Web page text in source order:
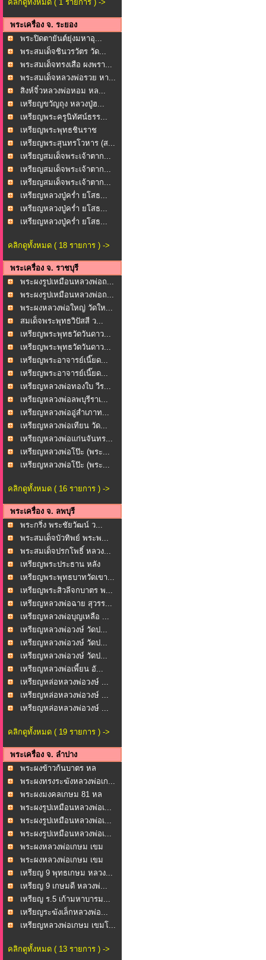
คลิกดูทั้งหมด ( 1 รายการ ) ->
พระเครื่อง จ. ระยอง
พระปิดตายันต์ยุ่งมหาอุ...
พระสมเด็จชินวรวัตร วัด...
พระสมเด็จทรงเสือ ผงพรา...
พระสมเด็จหลวงพ่อรวย หา...
สิงห์จิ๋วหลวงพ่อหอม หล...
เหรียญขวัญถุง หลวงปู่ฮ...
เหรียญพระครูนิทัศน์ธรร...
เหรียญพระพุทธชินราช
หล... เหรียญพระสุนทรโวหาร (ส...
เหรียญสมเด็จพระเจ้าตาก...
เหรียญสมเด็จพระเจ้าตาก...
เหรียญสมเด็จพระเจ้าตาก...
เหรียญหลวงปู่คร่ำ ยโสธ...
เหรียญหลวงปู่คร่ำ ยโสธ...
เหรียญหลวงปู่คร่ำ ยโสธ...
คลิกดูทั้งหมด ( 18 รายการ ) ->
พระเครื่อง จ. ราชบุรี
พระผงรูปเหมือนหลวงพ่อถ...
พระผงรูปเหมือนหลวงพ่อถ...
พระผงหลวงพ่อใหญ่ วัดให...
สมเด็จพระพุทธวิปัสสี ว...
เหรียญพระพุทธวัดวันดาว...
เหรียญพระพุทธวัดวันดาว...
เหรียญพระอาจารย์เนี๊ยด...
เหรียญพระอาจารย์เนี๊ยด...
เหรียญหลวงพ่อทองใบ วีร...
เหรียญหลวงพ่อลพบุรีราเ...
เหรียญหลวงพ่ออู่สำเภาท...
เหรียญหลวงพ่อเทียน วัด...
เหรียญหลวงพ่อแก่นจันทร...
เหรียญหลวงพ่อโป๊ะ (พระ...
เหรียญหลวงพ่อโป๊ะ (พระ...
คลิกดูทั้งหมด ( 16 รายการ ) ->
พระเครื่อง จ. ลพบุรี
พระกริ่ง พระชัยวัฒน์ ว...
พระสมเด็จบัวทิพย์ พระพ...
พระสมเด็จปรกโพธิ์ หลวง...
เหรียญพระประธาน หลัง
หล... เหรียญพระพุทธบาทวัดเขา...
เหรียญพระสิวลีจกบาตร พ...
เหรียญหลวงพ่อฉาย สุวรร...
เหรียญหลวงพ่อบุญเหลือ ...
เหรียญหลวงพ่อวงษ์ วัดป...
เหรียญหลวงพ่อวงษ์ วัดป...
เหรียญหลวงพ่อวงษ์ วัดป...
เหรียญหลวงพ่อเพี้ยน อั...
เหรียญหล่อหลวงพ่อวงษ์ ...
เหรียญหล่อหลวงพ่อวงษ์ ...
เหรียญหล่อหลวงพ่อวงษ์ ...
คลิกดูทั้งหมด ( 19 รายการ ) ->
พระเครื่อง จ. ลำปาง
พระผงข้าวก้นบาตร หล
วงพ...พระผงทรงระฆังหลวงพ่อเก...
พระผงมงคลเกษม 81 หล
วงพ...พระผงรูปเหมือนหลวงพ่อเ...
พระผงรูปเหมือนหลวงพ่อเ...
พระผงรูปเหมือนหลวงพ่อเ...
พระผงหลวงพ่อเกษม เขม
โก...
พระผงหลวงพ่อเกษม เขม
โก...
เหรียญ 9 พุทธเกษม หลวง...
เหรียญ 9 เกษมดี หลวงพ่...
เหรียญ ร.5 เก้ามหาบารม...
เหรียญระฆังเล็กหลวงพ่อ...
เหรียญหลวงพ่อเกษม เขมโ...
คลิกดูทั้งหมด ( 13 รายการ ) ->